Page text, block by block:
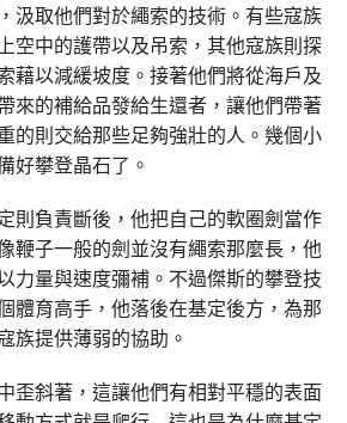
汲取他們對於繩索的技術。有些寇族
空中的護帶以及吊索，其他寇族則探
藉以減緩坡度。接著他們將從海戶及
來的補給品發給生還者，讓他們帶著
的則交給那些足夠強壯的人。幾個小
好攀登晶石了。
則負責斷後，他把自己的軟圈劍當作
鞭子一般的劍並沒有繩索那麼長，他
力量與速度彌補。不過傑斯的攀登技
體育高手，他落後在基定後方，為那
族提供薄弱的協助。
歪斜著，這讓他們有相對平穩的表面